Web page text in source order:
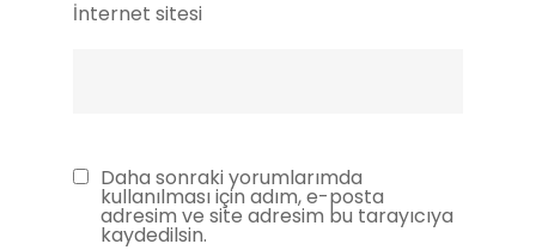
İnternet sitesi
Daha sonraki yorumlarımda
kullanılması için adım, e-posta
adresim ve site adresim bu tarayıcıya
kaydedilsin.